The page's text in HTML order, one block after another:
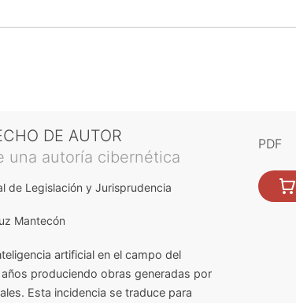
DE AUTOR
una autoría cibernética
de Legislación y Jurisprudencia
Mantecón
artificial en el campo del
produciendo obras generadas por
Esta incidencia se traduce para
PDF